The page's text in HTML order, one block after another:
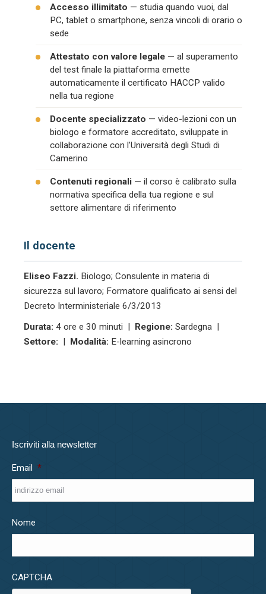
Accesso illimitato — studia quando vuoi, dal
PC, tablet o smartphone, senza vincoli di orario o
sede
Attestato con valore legale — al superamento
del test finale la piattaforma emette
automaticamente il certificato HACCP valido
nella tua regione
Docente specializzato — video-lezioni con un
biologo e formatore accreditato, sviluppate in
collaborazione con l’Università degli Studi di
Camerino
Contenuti regionali — il corso è calibrato sulla
normativa specifica della tua regione e sul
settore alimentare di riferimento
Il docente
Eliseo Fazzi. Biologo; Consulente in materia di
sicurezza sul lavoro; Formatore qualificato ai sensi del
Decreto Interministeriale 6/3/2013
Durata: 4 ore e 30 minuti | Regione: Sardegna |
Settore: | Modalità: E-learning asincrono
Iscriviti alla newsletter
Email *
Nome
CAPTCHA